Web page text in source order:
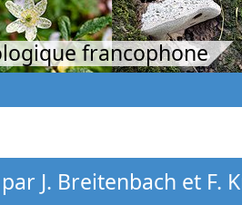
francophone
J. Breitenbach et F.